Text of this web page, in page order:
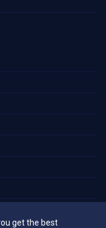
get the best